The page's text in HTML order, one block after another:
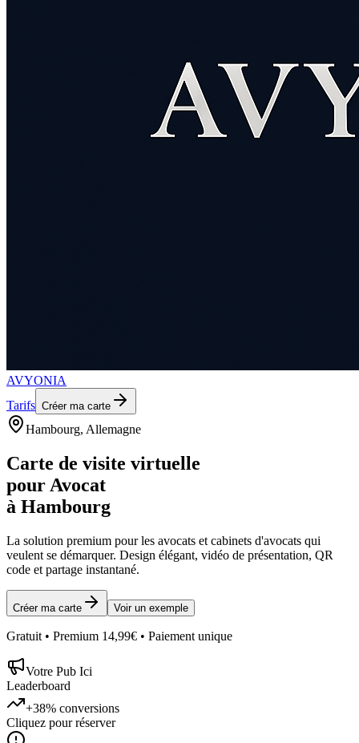
AVYONIA
Tarifs Créer ma carte
Hambourg, Allemagne
Carte de visite virtuelle
pour Avocat
à Hambourg
La solution premium pour les avocats et cabinets d'avocats qui
veulent se démarquer. Design élégant, vidéo de présentation, QR
code et partage instantané.
Créer ma carte Voir un exemple
Gratuit • Premium 14,99€ • Paiement unique
Votre Pub Ici
Leaderboard
+38% conversions
Cliquez pour réserver